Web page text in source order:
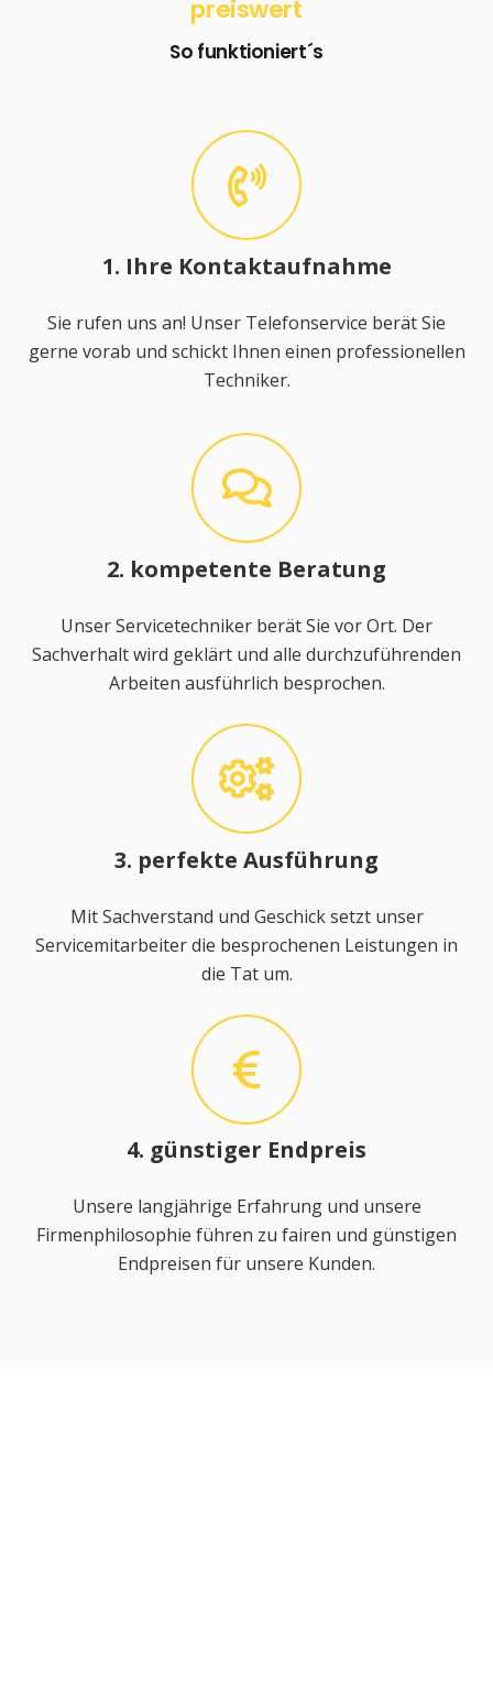
preiswert
So funktioniert´s
1. Ihre Kontaktaufnahme
Sie rufen uns an! Unser Telefonservice berät Sie
gerne vorab und schickt Ihnen einen professionellen
Techniker.
2. kompetente Beratung
Unser Servicetechniker berät Sie vor Ort. Der
Sachverhalt wird geklärt und alle durchzuführenden
Arbeiten ausführlich besprochen.
3. perfekte Ausführung
Mit Sachverstand und Geschick setzt unser
Servicemitarbeiter die besprochenen Leistungen in
die Tat um.
4. günstiger Endpreis
Unsere langjährige Erfahrung und unsere
Firmenphilosophie führen zu fairen und günstigen
Endpreisen für unsere Kunden.